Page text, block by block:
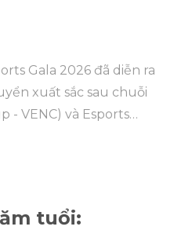
Gala 2026 đã diễn ra
xuất sắc sau chuỗi
- VENC) và Esports
tuổi: